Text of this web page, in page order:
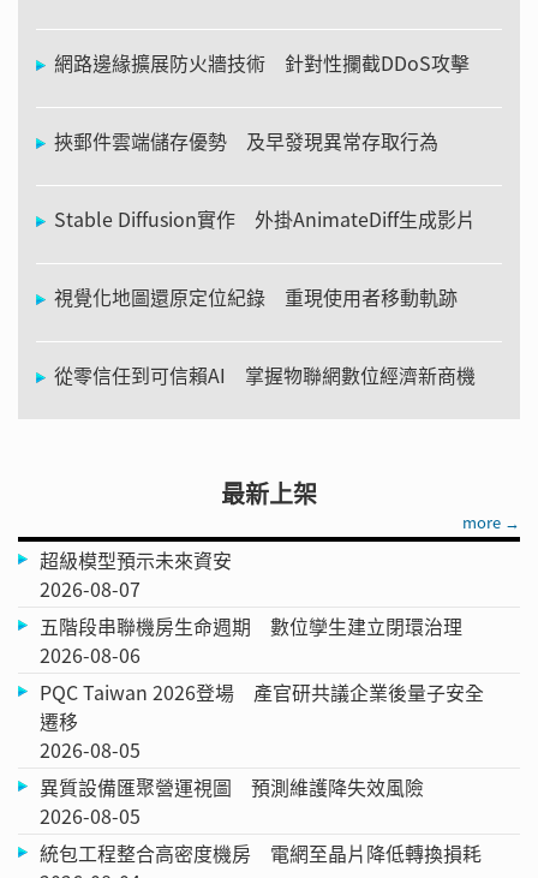
網路邊緣擴展防火牆技術 針對性攔截DDoS攻擊
挾郵件雲端儲存優勢 及早發現異常存取行為
Stable Diffusion實作 外掛AnimateDiff生成影片
視覺化地圖還原定位紀錄 重現使用者移動軌跡
從零信任到可信賴AI 掌握物聯網數位經濟新商機
最新上架
more →
超級模型預示未來資安
2026-08-07
五階段串聯機房生命週期 數位孿生建立閉環治理
2026-08-06
PQC Taiwan 2026登場 產官研共議企業後量子安全
遷移
2026-08-05
異質設備匯聚營運視圖 預測維護降失效風險
2026-08-05
統包工程整合高密度機房 電網至晶片降低轉換損耗